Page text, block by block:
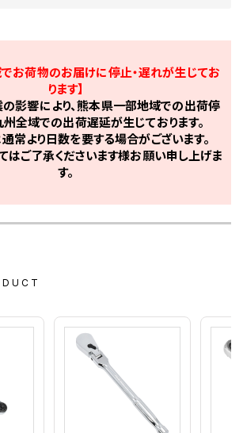
でお荷物のお届けに停止・遅れが生じてお
ります】
影響により、熊本県一部地域での出荷停
州全域での出荷遅延が生じております。
常より日数を要する場合がございます。
はご了承くださいます様お願い申し上げま
す。